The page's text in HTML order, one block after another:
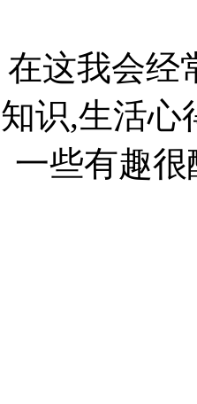
在这我会经
知识,生活心
一些有趣